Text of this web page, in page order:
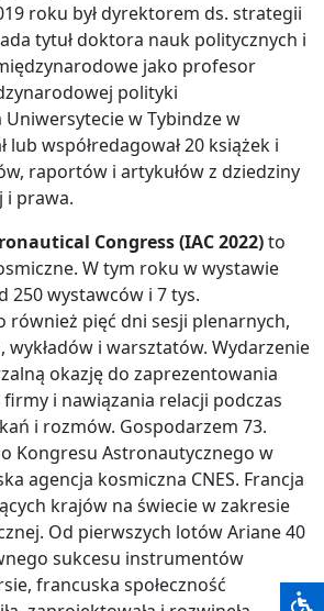
roku był dyrektorem ds. strategii
tytuł doktora nauk politycznych i
jako profesor
polityki
w Tybindze w
lub współredagował 20 książek i
raportów i artykułów z dziedziny
i prawa.
Congress (IAC 2022)to
W tym roku w wystawie
250 wystawców i 7 tys.
również pięć dni sesji plenarnych,
wykładów i warsztatów. Wydarzenie
okazję do zaprezentowania
firmy i nawiązania relacji podczas
i rozmów. Gospodarzem 73.
Kongresu Astronautycznego w
agencja kosmiczna CNES. Francja
krajów na świecie w zakresie
Od pierwszych lotów Ariane 40
sukcesu instrumentów
francuska społeczność